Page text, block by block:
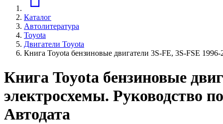
Каталог
Автолитература
Toyota
Двигатели Toyota
Книга Toyota бензиновые двигатели 3S-FE, 3S-FSE
Книга Toyota бензиновые
электросхемы. Руководство
Aвтодата